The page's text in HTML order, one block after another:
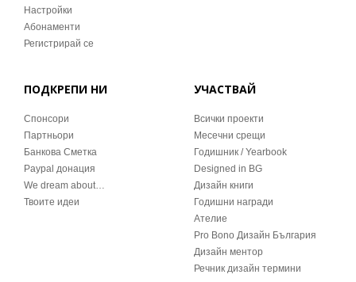
Настройки
Абонаменти
Регистрирай се
ПОДКРЕПИ НИ
Спонсори
Партньори
Банкова Сметка
Paypal донация
We dream about…
Твоите идеи
УЧАСТВАЙ
Всички проекти
Месечни срещи
Годишник / Yearbook
Designed in BG
Дизайн книги
Годишни награди
Ателие
Pro Bono Дизайн България
Дизайн ментор
Речник дизайн термини